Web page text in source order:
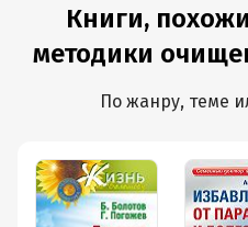
Книги,
методики
По жанру, теме